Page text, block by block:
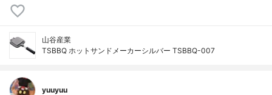
山谷産業
TSBBQ ホットサンドメーカーシルバー TSBBQ-007
yuuyuu